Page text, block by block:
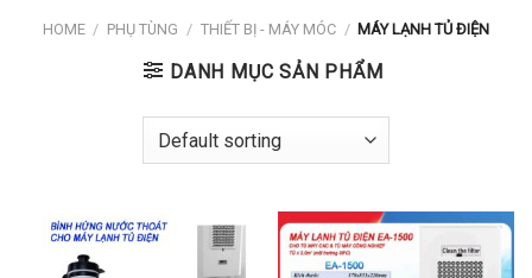
HOME / PHỤ TÙNG / THIẾT BỊ - MÁY MÓC / MÁY LẠNH TỦ ĐIỆN
DANH MỤC SẢN PHẨM